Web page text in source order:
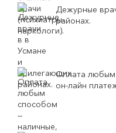
Дежурные
районах.
Оплата любым
он-лайн